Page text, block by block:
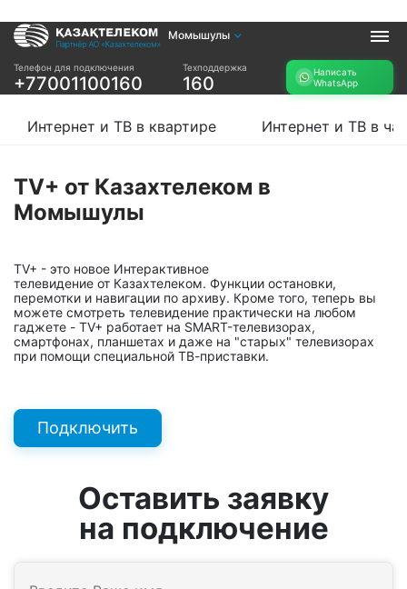
Момышулы
Телефон для подключения
+77001100160
Техподдержка
160
Написать
WhatsApp
Услуги
Интернет и ТВ в
Интернет и ТВ в
Интернет в офис
Прочее
Проверить
Проверить
возможность
подключения по
названию ЖК
Новости
подбор тарифа
Подключиться к
КазахТелеком
Интернет и ТВ в квартире Интернет и ТВ в
TV+ от Казахтелеком в
Момышулы
TV+ - это новое Интерактивное
телевидение от Казахтелеком. Функции остановки,
перемотки и навигации по архиву. Кроме того, теперь вы
можете смотреть телевидение практически на любом
гаджете - TV+ работает на SMART-телевизорах,
смартфонах, планшетах и даже на "старых" телевизорах
при помощи специальной ТВ-приставки.
Подключить
Оставить заявку
на подключение